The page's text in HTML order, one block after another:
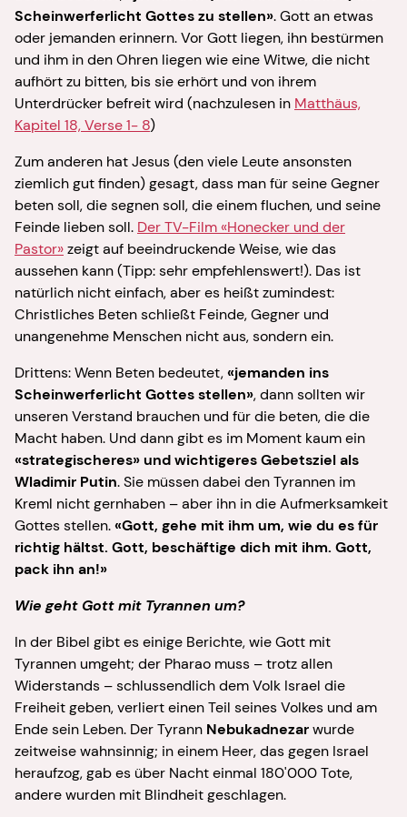
Scheinwerferlicht Gottes zu stellen». Gott an etwas
oder jemanden erinnern. Vor Gott liegen, ihn bestürmen
und ihm in den Ohren liegen wie eine Witwe, die nicht
aufhört zu bitten, bis sie erhört und von ihrem
Unterdrücker befreit wird (nachzulesen in Matthäus,
Kapitel 18, Verse 1- 8)
Zum anderen hat Jesus (den viele Leute ansonsten
ziemlich gut finden) gesagt, dass man für seine Gegner
beten soll, die segnen soll, die einem fluchen, und seine
Feinde lieben soll. Der TV-Film «Honecker und der
Pastor»zeigt auf beeindruckende Weise, wie das
aussehen kann (Tipp: sehr empfehlenswert!). Das ist
natürlich nicht einfach, aber es heißt zumindest:
Christliches Beten schließt Feinde, Gegner und
unangenehme Menschen nicht aus, sondern ein.
Drittens: Wenn Beten bedeutet,«jemanden ins
Scheinwerferlicht Gottes stellen», dann sollten wir
unseren Verstand brauchen und für die beten, die die
Macht haben. Und dann gibt es im Moment kaum ein
«strategischeres» und wichtigeres Gebetsziel als
Wladimir Putin. Sie müssen dabei den Tyrannen im
Kreml nicht gernhaben – aber ihn in die Aufmerksamkeit
Gottes stellen.«Gott, gehe mit ihm um, wie du es für
richtig hältst. Gott, beschäftige dich mit ihm. Gott,
pack ihn an!»
Wie geht Gott mit Tyrannen um?
In der Bibel gibt es einige Berichte, wie Gott mit
Tyrannen umgeht; der Pharao muss – trotz allen
Widerstands – schlussendlich dem Volk Israel die
Freiheit geben, verliert einen Teil seines Volkes und am
Ende sein Leben. Der Tyrann Nebukadnezarwurde
zeitweise wahnsinnig; in einem Heer, das gegen Israel
heraufzog, gab es über Nacht einmal 180'000 Tote,
andere wurden mit Blindheit geschlagen.